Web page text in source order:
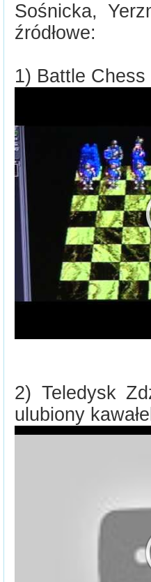
Sośnicka,
źródłowe:
1) Battle Chess
2) Teledysk
ulubiony